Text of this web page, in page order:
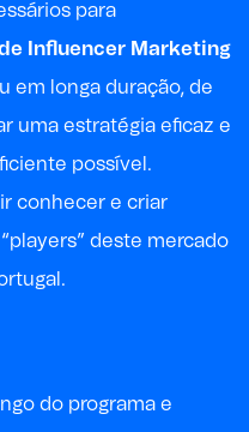
para
Influencer Marketing
em longa duração, de
uma estratégia eficaz e
possível.
conhecer e criar
deste mercado
do programa e